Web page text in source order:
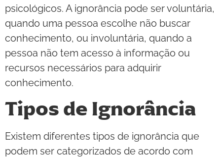
psicológicos. A ignorância pode ser voluntária,
quando uma pessoa escolhe não buscar
conhecimento, ou involuntária, quando a
pessoa não tem acesso à informação ou
recursos necessários para adquirir
conhecimento.
Tipos de Ignorância
Existem diferentes tipos de ignorância que
podem ser categorizados de acordo com